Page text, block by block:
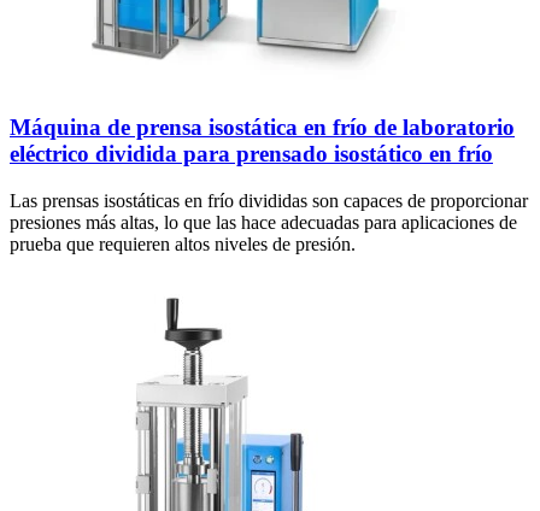
Máquina de prensa isostática en frío de laboratorio
eléctrico dividida para prensado isostático en frío
Las prensas isostáticas en frío divididas son capaces de proporcionar
presiones más altas, lo que las hace adecuadas para aplicaciones de
prueba que requieren altos niveles de presión.